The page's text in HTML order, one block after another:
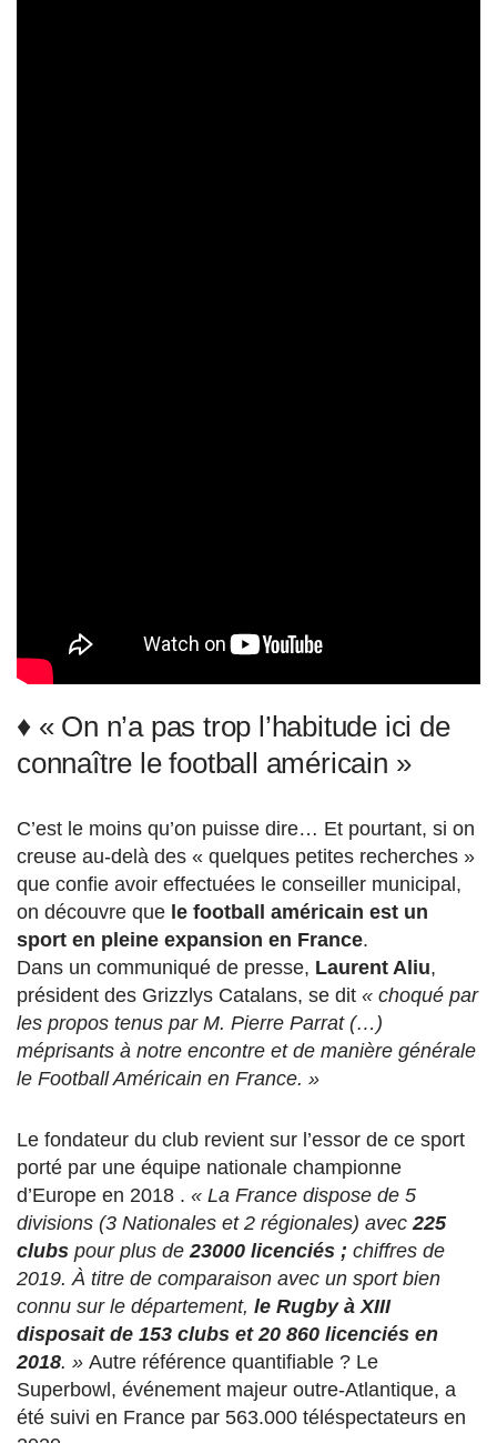
♦ « On n’a pas trop l’habitude ici de
connaître le football américain »
C’est le moins qu’on puisse dire… Et pourtant, si on
creuse au-delà des « quelques petites recherches »
que confie avoir effectuées le conseiller municipal,
on découvre que le football américain est un
sport en pleine expansion en France.
Dans un communiqué de presse, Laurent Aliu,
président des Grizzlys Catalans, se dit « choqué par
les propos tenus par M. Pierre Parrat (…)
méprisants à notre encontre et de manière générale
le Football Américain en France. »
Le fondateur du club revient sur l’essor de ce sport
porté par une équipe nationale championne
d’Europe en 2018 . « La France dispose de 5
divisions (3 Nationales et 2 régionales) avec225
clubs pour plus de23000 licenciés ; chiffres de
2019. À titre de comparaison avec un sport bien
connu sur le département, le Rugby à XIII
disposait de 153 clubs et 20 860 licenciés en
2018. » Autre référence quantifiable ? Le
Superbowl, événement majeur outre-Atlantique, a
été suivi en France par 563.000 téléspectateurs en